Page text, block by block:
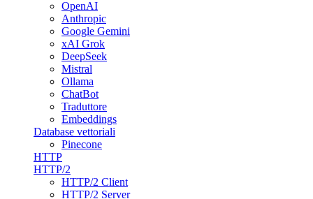
OpenAI
Anthropic
Google Gemini
xAI Grok
DeepSeek
Mistral
Ollama
ChatBot
Traduttore
Embeddings
Database vettoriali
Pinecone
HTTP
HTTP/2
HTTP/2 Client
HTTP/2 Server